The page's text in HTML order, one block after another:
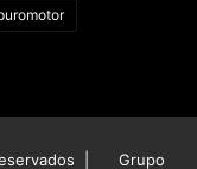
| Grupo